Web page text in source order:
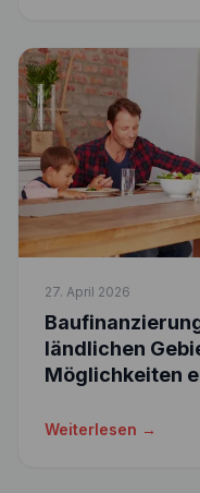
27. April 2026
ländlichen
Möglichkeiten
Weiterlesen →